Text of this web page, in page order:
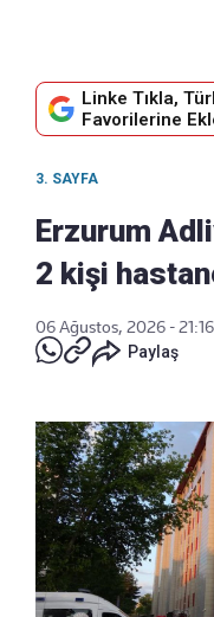
Linke Tıkla,
Favorilerine
3. SAYFA
Erzurum
2 kişi
06 Ağustos, 2026 - 21:16
Paylaş